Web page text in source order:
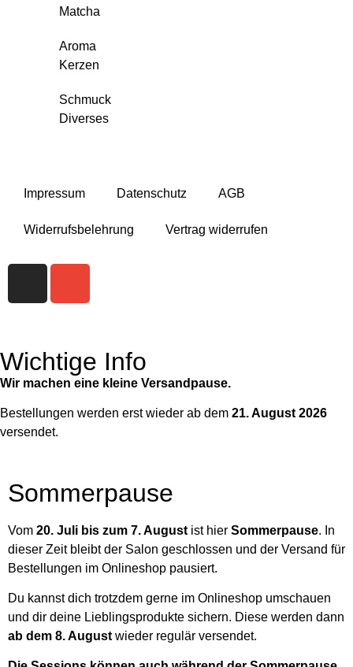
Matcha
Aroma
Kerzen
Schmuck
Diverses
Impressum Datenschutz AGB
Widerrufsbelehrung Vertrag widerrufen
Wichtige Info
Wir machen eine kleine Versandpause.
Bestellungen werden erst wieder ab dem 21. August 2026
versendet.
Sommerpause
Vom 20. Juli bis zum 7. August ist hier Sommerpause. In
dieser Zeit bleibt der Salon geschlossen und der Versand für
Bestellungen im Onlineshop pausiert.
Du kannst dich trotzdem gerne im Onlineshop umschauen
und dir deine Lieblingsprodukte sichern. Diese werden dann
ab dem 8. August wieder regulär versendet.